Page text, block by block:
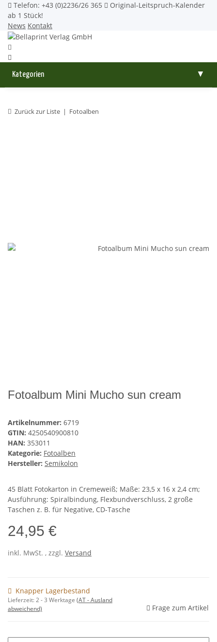
Telefon: +43 (0)2236/26 365
Original-Leitspruch-Kalender
ab 1 Stück!
News Kontakt
Kategorien ▼
Zurück zur Liste Fotoalben
Fotoalbum Mini Mucho sun cream
Artikelnummer: 6719
GTIN: 4250540900810
HAN: 353011
Kategorie: Fotoalben
Hersteller: Semikolon
45 Blatt Fotokarton in Cremeweiß; Maße: 23,5 x 16 x 2,4 cm;
Ausführung: Spiralbindung, Flexbundverschluss, 2 große
Taschen z. B. für Negative, CD-Tasche
24,95 €
inkl. MwSt. , zzgl. Versand
Knapper Lagerbestand
Lieferzeit:2 - 3 Werktage (AT - Ausland
abweichend)
Frage zum Artikel